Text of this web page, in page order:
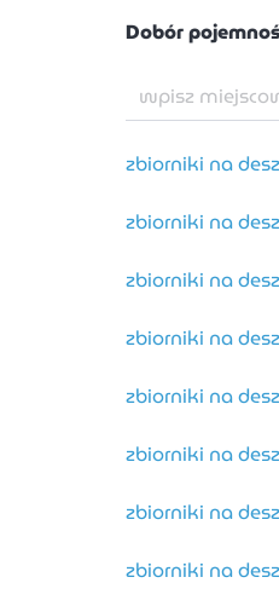
Dobór
zbiorniki na
zbiorniki na
zbiorniki na
zbiorniki na
zbiorniki na
zbiorniki na
zbiorniki na
zbiorniki na